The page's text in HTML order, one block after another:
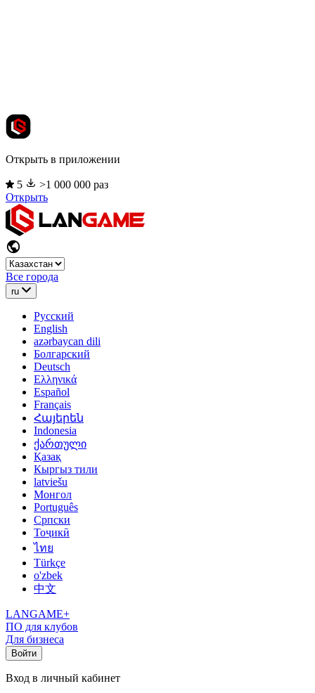
Открыть в приложении
5
>1 000 000 раз
Открыть
Все города
ru
Русский
English
azərbaycan dili
Болгарский
Deutsch
Ελληνικά
Español
Français
Հայերեն
Indonesia
ქართული
Қазақ
Кыргыз тили
latviešu
Монгол
Português
Српски
Тоҷикӣ
ไทย
Türkçe
o'zbek
中文
LANGAME+
ПО для клубов
Для бизнеса
Войти
Вход в личный кабинет